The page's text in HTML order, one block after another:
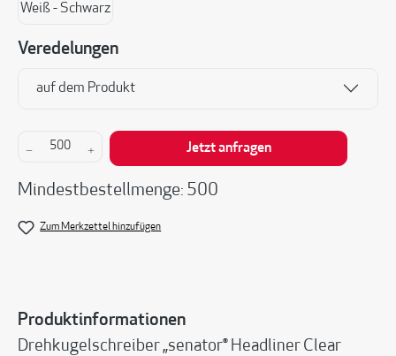
Weiß - Schwarz
Veredelungen
auf dem Produkt
Produkt Anzahl: Gib den gewünschten Wert
Jetzt anfragen
Mindestbestellmenge: 500
Zum Merkzettel hinzufügen
Produktinformationen
Drehkugelschreiber „senator® Headliner Clear